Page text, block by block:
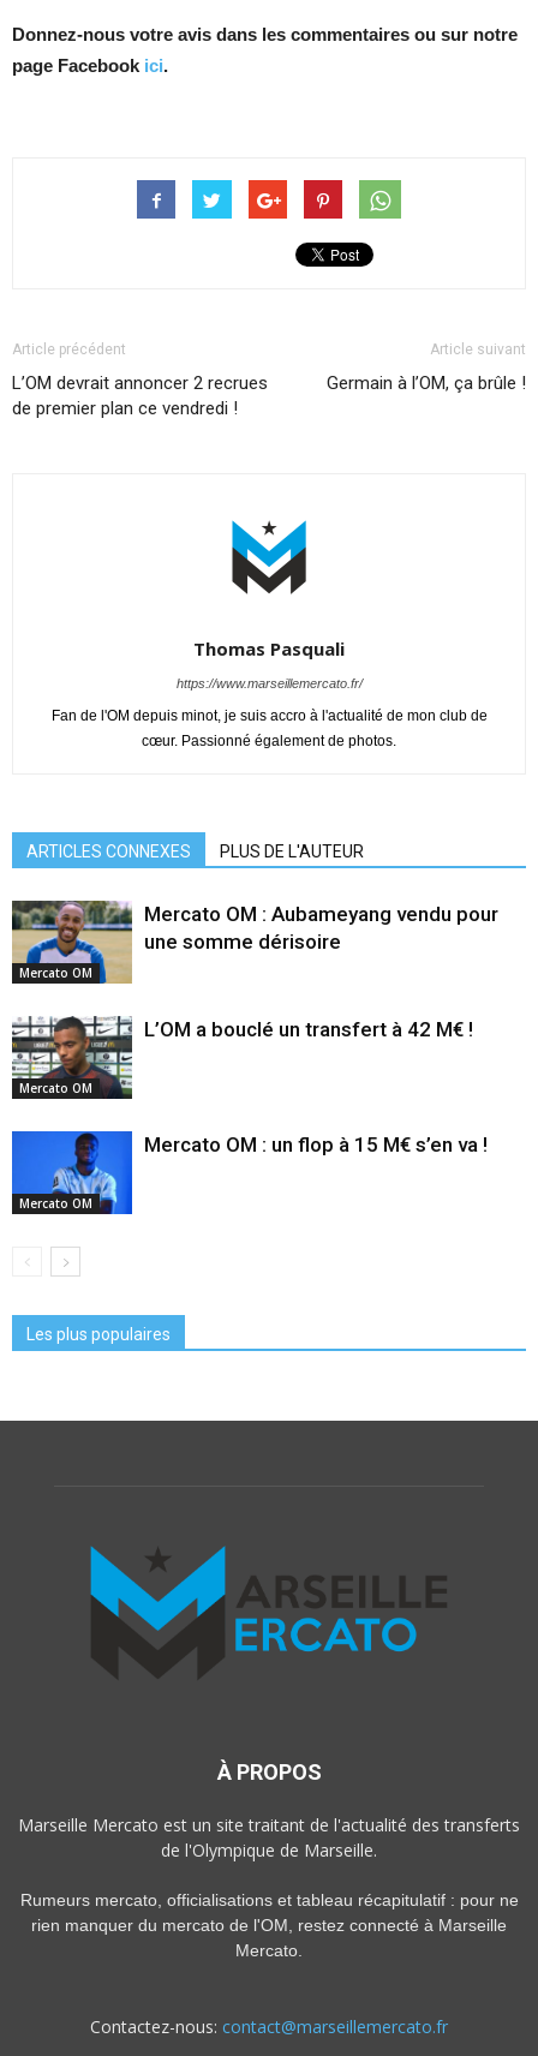
Donnez-nous votre avis dans les commentaires ou sur notre
page Facebook ici.
Article précédent
L’OM devrait annoncer 2 recrues
de premier plan ce vendredi !
Article suivant
Germain à l’OM, ça brûle !
Thomas Pasquali
https://www.marseillemercato.fr/
Fan de l'OM depuis minot, je suis accro à l'actualité de mon club de
cœur. Passionné également de photos.
ARTICLES CONNEXES PLUS DE L'AUTEUR
Mercato OM
Mercato OM : Aubameyang vendu pour
une somme dérisoire
Mercato OM
L’OM a bouclé un transfert à 42 M€ !
Mercato OM
Mercato OM : un flop à 15 M€ s’en va !
Les plus populaires
À PROPOS
Marseille Mercato est un site traitant de l'actualité des transferts
de l'Olympique de Marseille.
Rumeurs mercato, officialisations et tableau récapitulatif : pour ne
rien manquer du mercato de l'OM, restez connecté à Marseille
Mercato.
Contactez-nous: contact@marseillemercato.fr